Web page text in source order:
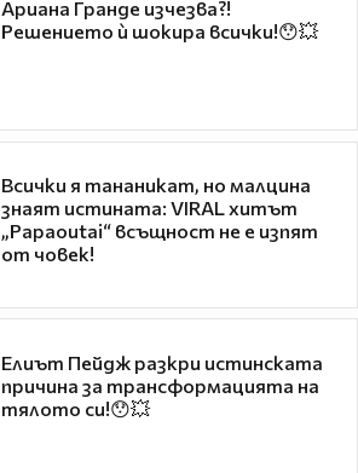
Ариана Гранде изчезва?!
Решението ѝ шокира всички!😯💥
Всички я тананикат, но малцина
знаят истината: VIRAL хитът
„Papaoutai“ всъщност не е изпят
от човек!
Елиът Пейдж разкри истинската
причина за трансформацията на
тялото си!😯💥